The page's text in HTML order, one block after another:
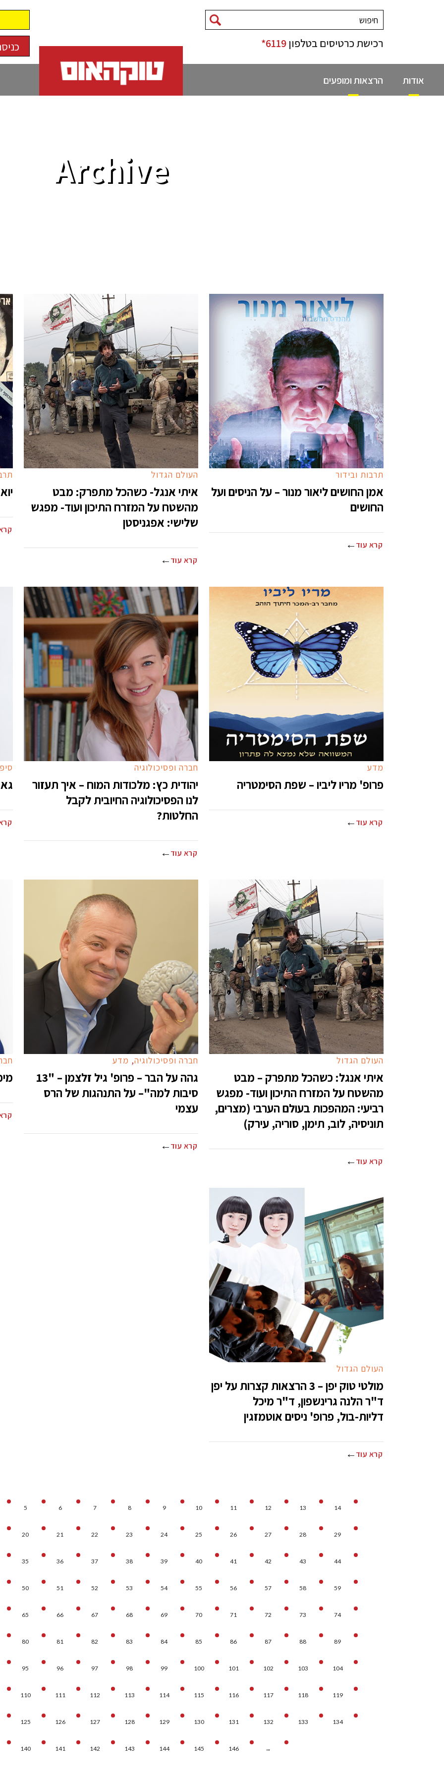
רכישת כרטיסים בטלפון6119*
אודות הרצאות ומופעים
Archive
תרבות ובידור
אמן החושים ליאור מנור – על הניסים ועל
החושים
קרא עוד
העולם הגדול
איתי אנגל- כשהכל מתפרק: מבט
מהשטח על המזרח התיכון ועוד- מפגש
שלישי: אפגניסטן
קרא עוד
יואב
מדע
פרופ' מריו ליביו – שפת הסימטריה
קרא עוד
חברה ופסיכולוגיה
יהודית כץ: מלכודות המוח – איך תעזור
לנו הפסיכולוגיה החיובית לקבל
החלטות?
קרא עוד
העולם הגדול
איתי אנגל: כשהכל מתפרק – מבט
מהשטח על המזרח התיכון ועוד- מפגש
רביעי: המהפכות בעולם הערבי (מצרים,
תוניסיה, לוב, תימן, סוריה, עירק)
קרא עוד
חברה ופסיכולוגיה, מדע
גהה על הבר – פרופ' גיל זלצמן – "13
סיבות למה"– על התנהגות של הרס
עצמי
קרא עוד
העולם הגדול
מולטי טוק יפן – 3 הרצאות קצרות על יפן
ד"ר הלנה גרינשפון, ד"ר מיכל
דליות-בול, פרופ' ניסים אוטמזגין
קרא עוד
5 6 7 8 9 10 11 12 13 14
20 21 22 23 24 25 26 27 28 29
35 36 37 38 39 40 41 42 43 44
50 51 52 53 54 55 56 57 58 59
65 66 67 68 69 70 71 72 73 74
80 81 82 83 84 85 86 87 88 89
95 96 97 98 99 100 101 102 103 104
110 111 112 113 114 115 116 117 118 119
125 126 127 128 129 130 131 132 133 134
140 141 142 143 144 145 146 →